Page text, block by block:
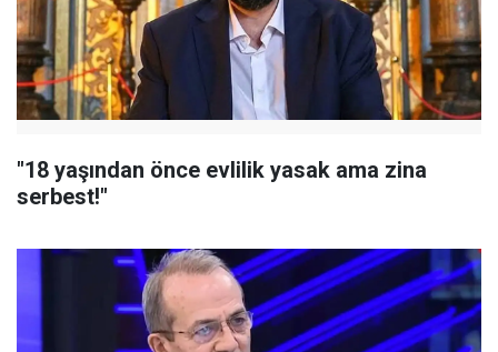
"18 yaşından önce evlilik yasak ama zina
serbest!"